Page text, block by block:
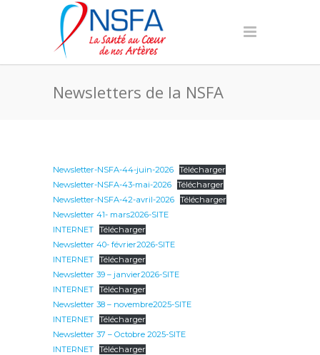
Newsletters de la NSFA
Newsletter-NSFA-44-juin-2026 Télécharger
Newsletter-NSFA-43-mai-2026 Télécharger
Newsletter-NSFA-42-avril-2026 Télécharger
Newsletter 41- mars2026-SITE
INTERNET Télécharger
Newsletter 40- février2026-SITE
INTERNET Télécharger
Newsletter 39 – janvier2026-SITE
INTERNET Télécharger
Newsletter 38 – novembre2025-SITE
INTERNET Télécharger
Newsletter 37 – Octobre 2025-SITE
INTERNET Télécharger